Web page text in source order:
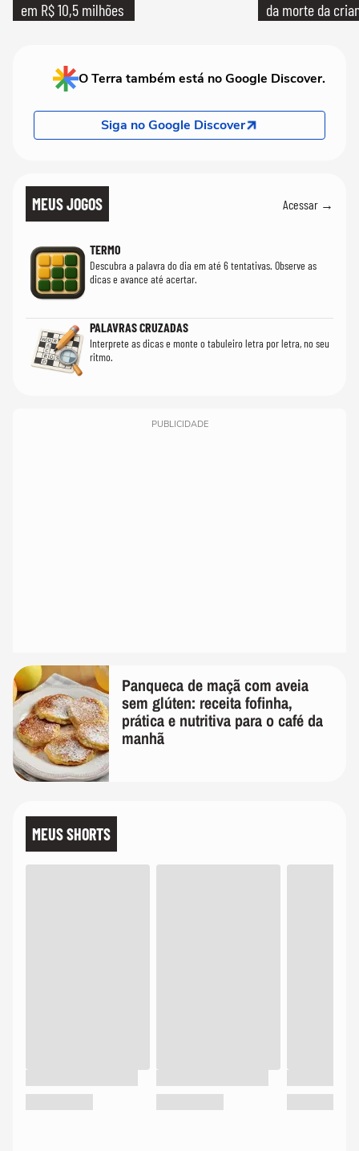
em R$ 10,5 milhões da morte da
O Terra também está no Google Discover.
Siga no Google Discover
MEUS JOGOS Acessar →
TERMO
Descubra a palavra do dia em até 6 tentativas. Observe as
dicas e avance até acertar.
PALAVRAS CRUZADAS
Interprete as dicas e monte o tabuleiro letra por letra, no seu
ritmo.
PUBLICIDADE
Panqueca de maçã com aveia
sem glúten: receita fofinha,
prática e nutritiva para o café da
manhã
MEUS SHORTS